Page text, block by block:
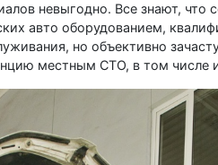
невыгодно. Все знают, что
авто оборудованием,
но объективно
местным СТО, в том числе